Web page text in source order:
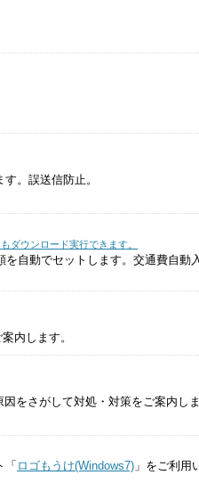
。誤送信防止。
ダウンロード実行できます。
自動でセットします。交通費自動
内します。
をさがして対処・対策をご案内しま
「 ロゴもうけ(Windows7) 」をご利用